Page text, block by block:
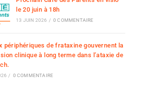
le 20 juin à 18h
13 JUIN 2026 / 0 COMMENTAIRE
périphériques de frataxine gouvernent la
clinique à long terme dans l’ataxie de
/ 0 COMMENTAIRE